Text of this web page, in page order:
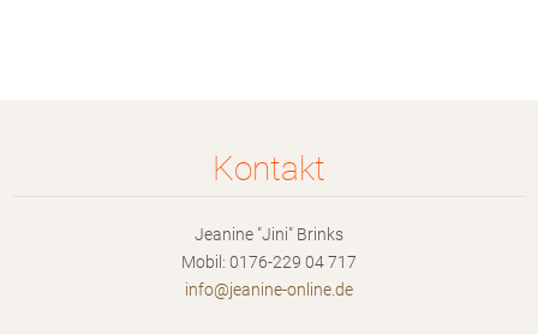
Kontakt
Jeanine "Jini" Brinks
Mobil: 0176-229 04 717
info@jeanine-onl ine.de